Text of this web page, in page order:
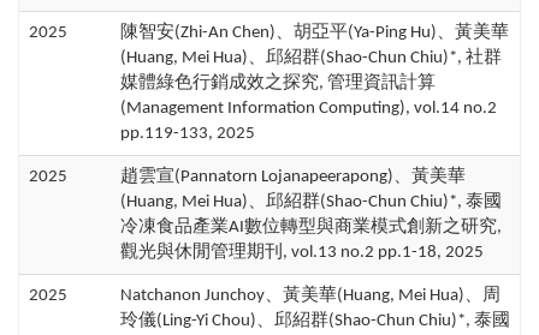
2025
陳智安(Zhi-An Chen)、胡亞平(Ya-Ping Hu)、黃美華
(Huang, Mei Hua)、邱紹群(Shao-Chun Chiu)*, 社群
媒體綠色行銷成效之探究, 管理資訊計算
(Management Information Computing), vol.14 no.2
pp.119-133, 2025
2025
趙雲宣(Pannatorn Lojanapeerapong)、黃美華
(Huang, Mei Hua)、邱紹群(Shao-Chun Chiu)*, 泰國
冷凍食品產業AI數位轉型與商業模式創新之研究,
觀光與休閒管理期刊, vol.13 no.2 pp.1-18, 2025
2025
Natchanon Junchoy、黃美華(Huang, Mei Hua)、周
玲儀(Ling-Yi Chou)、邱紹群(Shao-Chun Chiu)*, 泰國